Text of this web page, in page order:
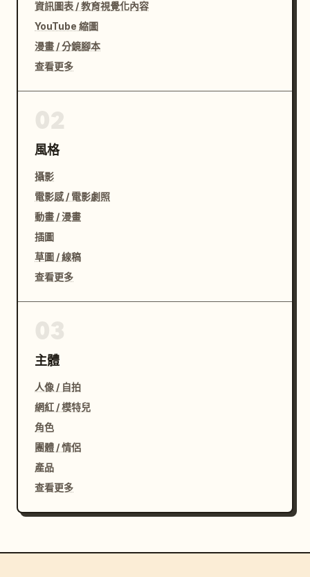
資訊圖表 / 教育視覺化內容
YouTube 縮圖
漫畫 / 分鏡腳本
查看更多
風格
攝影
電影感 / 電影劇照
動畫 / 漫畫
插圖
草圖 / 線稿
查看更多
主體
人像 / 自拍
網紅 / 模特兒
角色
團體 / 情侶
產品
查看更多